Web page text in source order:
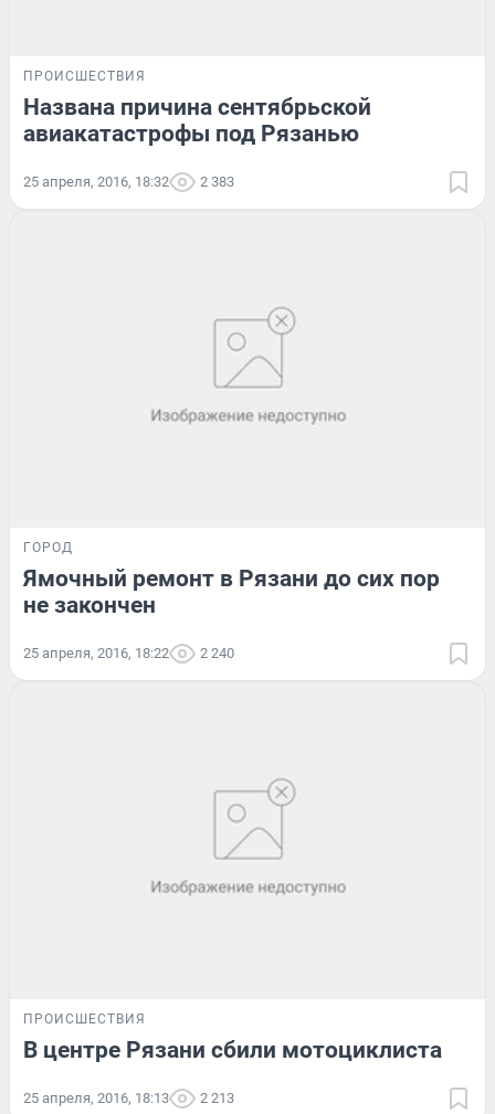
ПРОИСШЕСТВИЯ
Названа причина сентябрьской
авиакатастрофы под Рязанью
25 апреля, 2016, 18:32 2 383
ГОРОД
Ямочный ремонт в Рязани до сих пор
не закончен
25 апреля, 2016, 18:22 2 240
ПРОИСШЕСТВИЯ
В центре Рязани сбили мотоциклиста
25 апреля, 2016, 18:13 2 213